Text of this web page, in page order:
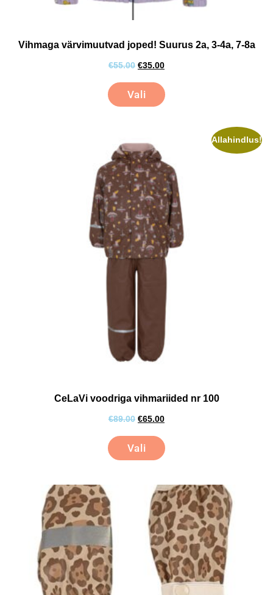
Vihmaga värvimuutvad joped! Suurus 2a, 3-4a, 7-8a
€55.00 €35.00
Vali
Allahindlus!
CeLaVi voodriga vihmariided nr 100
€89.00 €65.00
Vali